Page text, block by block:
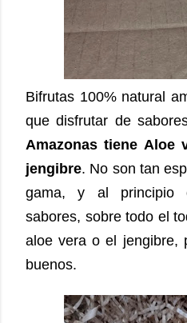
Bifrutas 100% natural
que disfrutar de
Amazonas tiene Aloe
jengibre. No son tan
gama, y al principio
sabores, sobre todo el
aloe vera o el jengibre,
buenos.